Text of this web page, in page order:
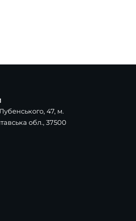
47, м.
обл., 37500